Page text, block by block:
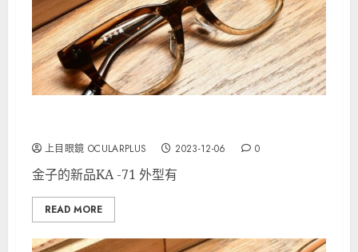
上目眼鏡 OCULARPLUS 2023-12-06 0
金子的新品KA -71 外型有
READ MORE